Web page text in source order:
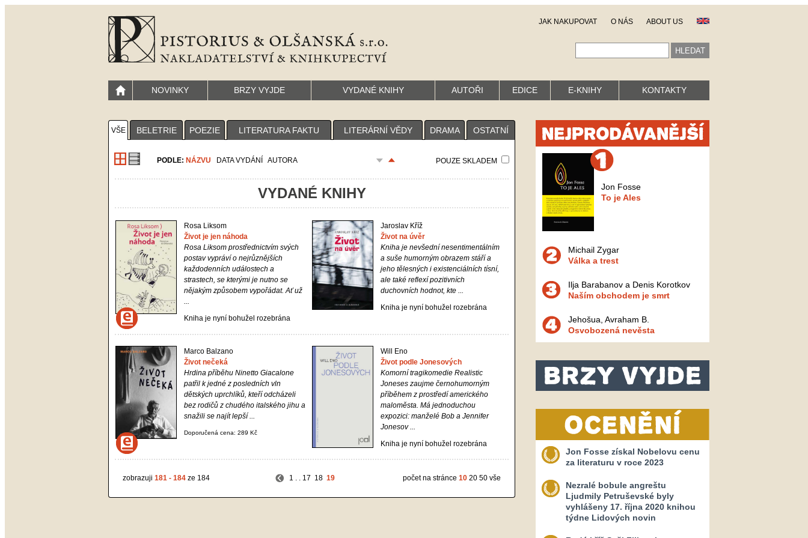
JAK NAKUPOVAT O NÁS ABOUT US
NOVINKY BRZY VYJDE VYDANÉ KNIHY AUTOŘI EDICE E-KNIHY KONTAKTY
VŠE BELETRIE POEZIE LITERATURA FAKTU LITERÁRNÍ VĚDY DRAMA OSTATNÍ
PODLE: NÁZVU DATA VYDÁNÍ AUTORA POUZE SKLADEM
VYDANÉ KNIHY
Rosa Liksom
Život je jen náhoda
Rosa Liksom prostřednictvím svých
postav vypráví o nejrůznějších
každodenních událostech a
strastech, se kterými je nutno se
nějakým způsobem vypořádat. Ať už
...
Kniha je nyní bohužel rozebrána
Jaroslav Kříž
Život na úvěr
Kniha je nevšední nesentimentálním
a suše humorným obrazem stáří a
jeho tělesných i existenciálních tísní,
ale také reflexí pozitivních
duchovních hodnot, kte ...
Kniha je nyní bohužel rozebrána
Marco Balzano
Život nečeká
Hrdina příběhu Ninetto Giacalone
patřil k jedné z posledních vln
dětských uprchlíků, kteří odcházeli
bez rodičů z chudého italského jihu a
snažili se najít lepší ...
Doporučená cena: 289 Kč
Will Eno
Život podle Jonesových
Komorní tragikomedie Realistic
Joneses zaujme černohumorným
příběhem z prostředí amerického
maloměsta. Má jednoduchou
expozici: manželé Bob a Jennifer
Jonesov ...
Kniha je nyní bohužel rozebrána
zobrazuji 181 - 184 ze 184 1 . . 17 18 19 počet na stránce 10 20 50 vše
Jon Fosse
To je Ales
Michail Zygar
Válka a trest
Ilja Barabanov a Denis Korotkov
Naším obchodem je smrt
Jehošua, Avraham B.
Osvobozená nevěsta
Jon Fosse získal Nobelovu cenu
za literaturu v roce 2023
Nezralé bobule angreštu
Ljudmily Petruševské byly
vyhlášeny 17. října 2020 knihou
týdne Lidových novin